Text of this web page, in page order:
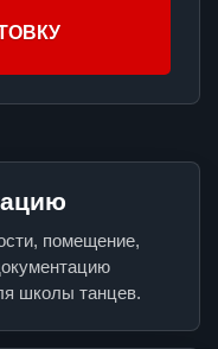
помещение,
школы танцев.